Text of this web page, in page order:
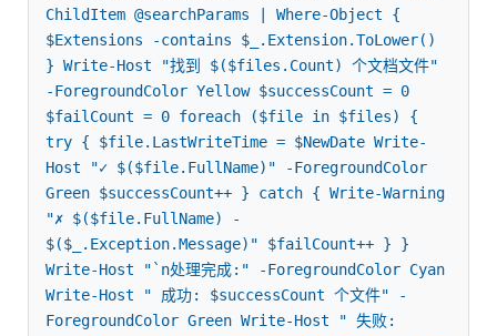
ChildItem @searchParams | Where-Object {
$Extensions -contains $_.Extension.ToLower()
} Write-Host "找到 $($files.Count) 个文档文件"
-ForegroundColor Yellow $successCount = 0
$failCount = 0 foreach ($file in $files) {
try { $file.LastWriteTime = $NewDate Write-
Host "✓ $($file.FullName)" -ForegroundColor
Green $successCount++ } catch { Write-Warning
"✗ $($file.FullName) -
$($_.Exception.Message)" $failCount++ } }
Write-Host "`n处理完成:" -ForegroundColor Cyan
Write-Host " 成功: $successCount 个文件" -
ForegroundColor Green Write-Host " 失败: